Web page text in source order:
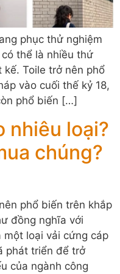
phục thử nghiệm
thể là nhiều thứ
Toile trở nên phổ
vào cuối thế kỷ 18,
phổ biến […]
nhiêu loại?
chúng?
phổ biến trên khắp
đồng nghĩa với
một loại vải cứng cáp
phát triển để trở
của ngành công